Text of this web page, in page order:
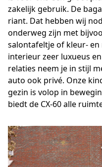
zakelijk gebruik. De
riant. Dat hebben wij
onderweg zijn met
salontafeltje of kleur-
interieur zeer luxueus
relaties neem je in stijl
auto ook privé. Onze
gezin is volop in
biedt de CX-60 alle